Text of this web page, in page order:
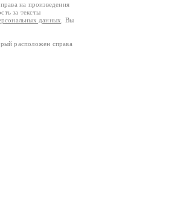
права на произведения
за тексты
данных
. Вы
расположен справа